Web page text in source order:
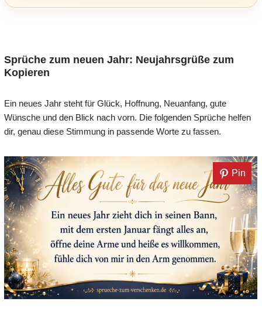
Sprüche zum neuen Jahr: Neujahrsgrüße zum
Kopieren
Ein neues Jahr steht für Glück, Hoffnung, Neuanfang, gute
Wünsche und den Blick nach vorn. Die folgenden Sprüche helfen
dir, genau diese Stimmung in passende Worte zu fassen.
Pin